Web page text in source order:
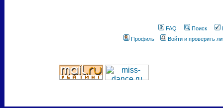
FAQ Поиск
Профиль
Войти и проверить